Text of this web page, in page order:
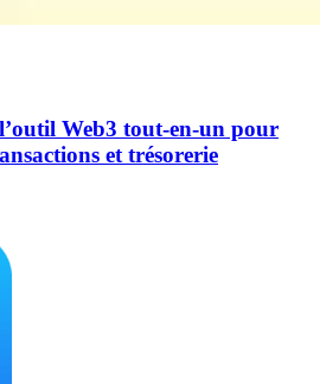
Web3 tout-en-un pour
et trésorerie